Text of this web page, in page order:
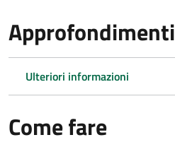
Approfondimenti
Ulteriori informazioni
Come fare